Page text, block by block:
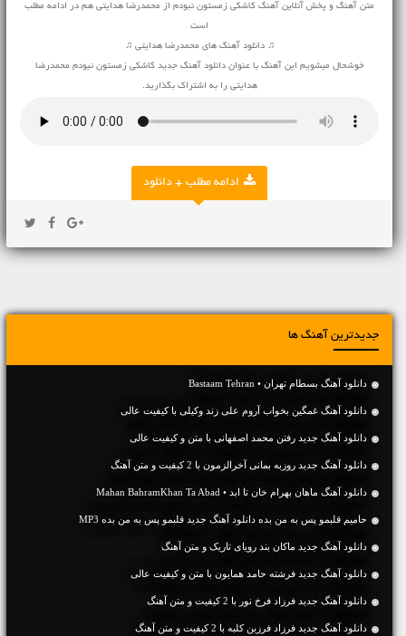
متن آهنگ و پخش آنلاین آهنگ کاشکی زمستون نبودم از محمدرضا هدایتی هم در ادامه مطلب
است
♫ دانلود آهنگ های محمدرضا هدایتی ♫
خوشحال میشویم این آهنگ با عنوان دانلود آهنگ جدید کاشکی زمستون نبودم محمدرضا
هدایتی را به اشتراک بگذارید.
ادامه مطلب + دانلود
جدیدترین آهنگ ها
دانلود آهنگ بسطام تهران • Bastaam Tehran
دانلود آهنگ غمگین بخواب آروم علی زند وکیلی با کیفیت عالی
دانلود آهنگ جديد رفتن محمد اصفهانی با متن و کیفیت عالی
دانلود آهنگ جديد روزبه بمانی آخرالزمون با 2 کیفیت و متن آهنگ
دانلود آهنگ ماهان بهرام خان تا ابد • Mahan BahramKhan Ta Abad
حامیم قلبمو پس به من بده دانلود آهنگ جدید قلبمو پس به من بده MP3
دانلود آهنگ جديد ماکان بند رویای تاریک و متن آهنگ
دانلود آهنگ جديد فرشته حامد همایون با متن و کیفیت عالی
دانلود آهنگ جديد فرزاد فرخ نور با 2 کیفیت و متن آهنگ
دانلود آهنگ جديد فرزاد فرزین کلبه با 2 کیفیت و متن آهنگ